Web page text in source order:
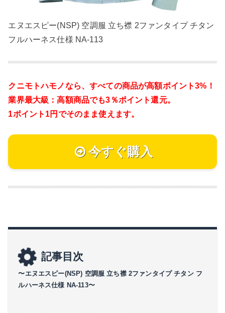
エヌエスピー(NSP) 空調服 立ち襟 2ファンタイプ チタン
フルハーネス仕様 NA-113
クニモトハモノなら、すべての商品が高額ポイント3%！
業界最大級：高額商品でも3％ポイント還元。
1ポイント1円でそのまま使えます。
今すぐ購入
記事目次
〜エヌエスピー(NSP) 空調服 立ち襟 2ファンタイプ チタン フ
ルハーネス仕様 NA-113〜